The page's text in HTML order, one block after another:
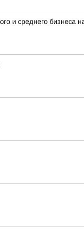
и среднего бизнеса